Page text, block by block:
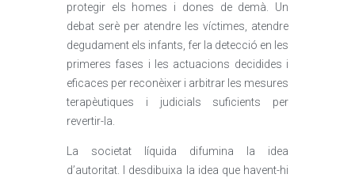
protegir els homes i dones de demà. Un
debat serè per atendre les víctimes, atendre
degudament els infants, fer la detecció en les
primeres fases i les actuacions decidides i
eficaces per reconèixer i arbitrar les mesures
terapèutiques i judicials suficients per
revertir-la.
La societat líquida difumina la idea
d’autoritat. I desdibuixa la idea que havent-hi